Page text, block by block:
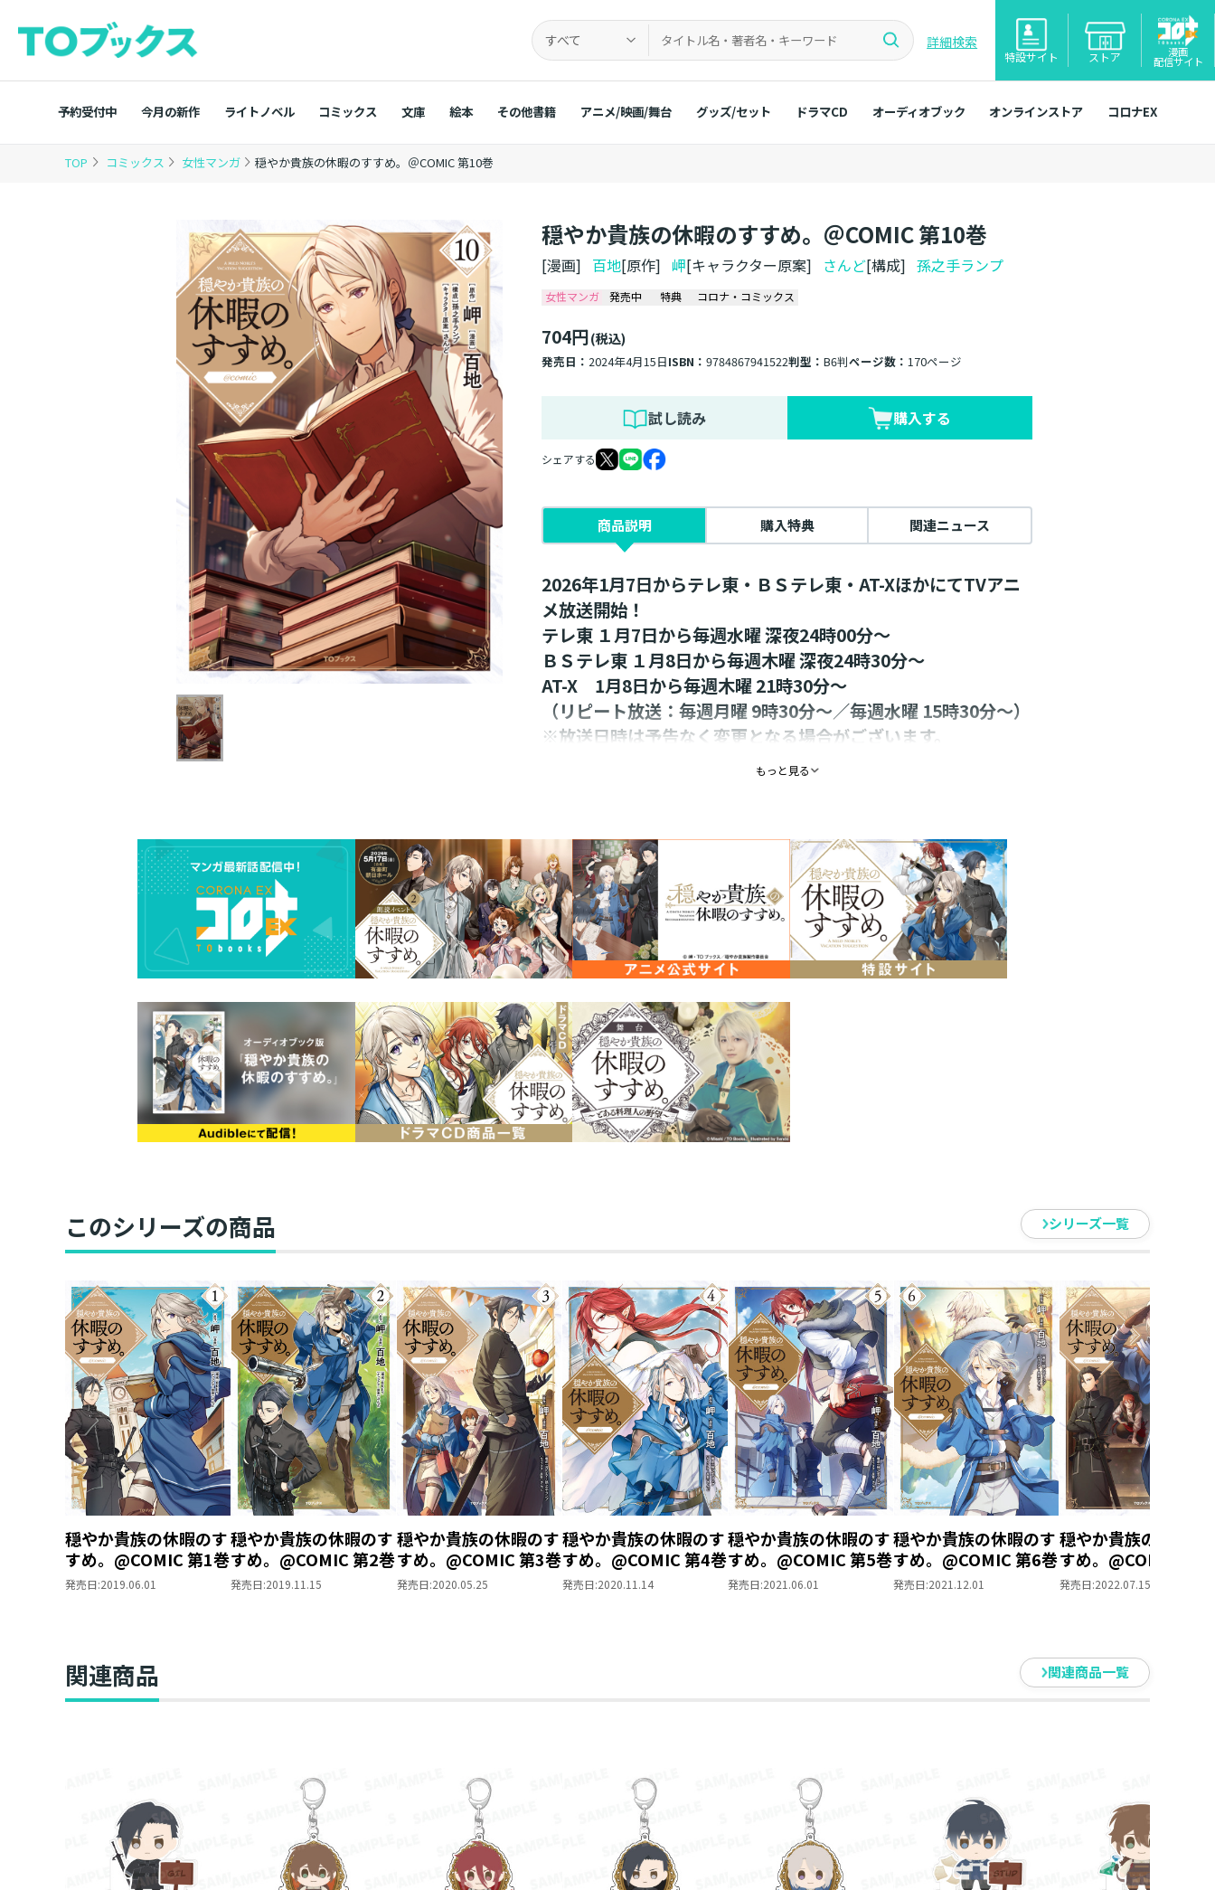
すべて 詳細検索
特設サイト ストア 漫画
配信サイト
予約受付中 今月の新作 ライトノベル コミックス 文庫 絵本 その他書籍 アニメ/映画/舞台 グッズ/セット ドラマCD オーディオブック オンラインストア コロナEX
TOP コミックス 女性マンガ 穏やか貴族の休暇のすすめ。＠COMIC 第10巻
穏やか貴族の休暇のすすめ。＠COMIC 第10巻
[漫画] 百地[原作]岬[キャラクター原案] さんど[構成]孫之手ランプ
女性マンガ 発売中 特典 コロナ・コミックス
704円(税込)
発売日：2024年4月15日ISBN：9784867941522判型：B6判ページ数：170ページ
試し読み 購入する
シェアする
商品説明 購入特典 関連ニュース
2026年1月7日からテレ東・ＢＳテレ東・AT-XほかにてTVアニ
メ放送開始！
テレ東 １月7日から毎週水曜 深夜24時00分～
ＢＳテレ東 １月8日から毎週木曜 深夜24時30分～
AT-X 1月8日から毎週木曜 21時30分～
（リピート放送：毎週月曜 9時30分～／毎週水曜 15時30分～）
※放送日時は予告なく変更となる場合がございます。
シリーズ累計120万部突破！（電子書籍を含む）
原作・岬先生による書き下ろしＳＳ ＆ 描き下ろし特別漫画を収
録！
魔物を操っていた支配者との攻防はリゼルの読みどおりに進み、大侵攻は
無事に終わりを迎える。
しかしそれはエルフたちとの出会い・交流を経て、彼女たちの協力を得ら
れたからこその結果でもあった。
らせを行うことに…。
有閑貴族の異世界まったり冒険ファンタジー、第10巻！
もっと見る
このシリーズの商品 シリーズ一覧
穏やか貴族の休暇のす
すめ。@COMIC 第1巻
発売日:2019.06.01
穏やか貴族の休暇のす
すめ。@COMIC 第2巻
発売日:2019.11.15
穏やか貴族の休暇のす
すめ。@COMIC 第3巻
発売日:2020.05.25
穏やか貴族の休暇のす
すめ。@COMIC 第4巻
発売日:2020.11.14
穏やか貴族の休暇のす
すめ。@COMIC 第5巻
発売日:2021.06.01
穏やか貴族の休暇のす
すめ。@COMIC 第6巻
発売日:2021.12.01
穏やか貴族の休暇の
すめ。@COMIC 第7
発売日:2022.07.15
関連商品 関連商品一覧